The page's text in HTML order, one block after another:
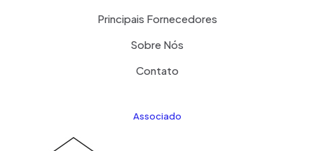
Principais Fornecedores
Sobre Nós
Contato
Associado